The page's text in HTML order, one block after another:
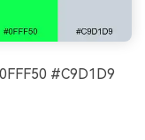
#C9D1D9